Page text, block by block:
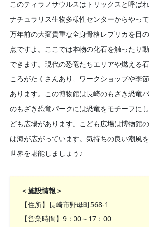
このティラノサウルスはトリックスと呼ば
ナチュラリス生物多様性センターからやっ
万年前の大変貴重な全身骨格レプリカを目
点ですよ。ここでは本物の化石を触ったり
できます。現代の恐竜たちエリアや燃える
ころがたくさんあり、ワークショップや季
あります。この博物館は長崎のもざき恐竜
のもざき恐竜パークには恐竜をモチーフに
ども広場があります。こども広場は博物館
は海が広がっています。気持ちの良い潮風
世界を堪能しましょう♪
＜施設情報＞
【住所】長崎市野母町568-1
【営業時間】9：00～17：00